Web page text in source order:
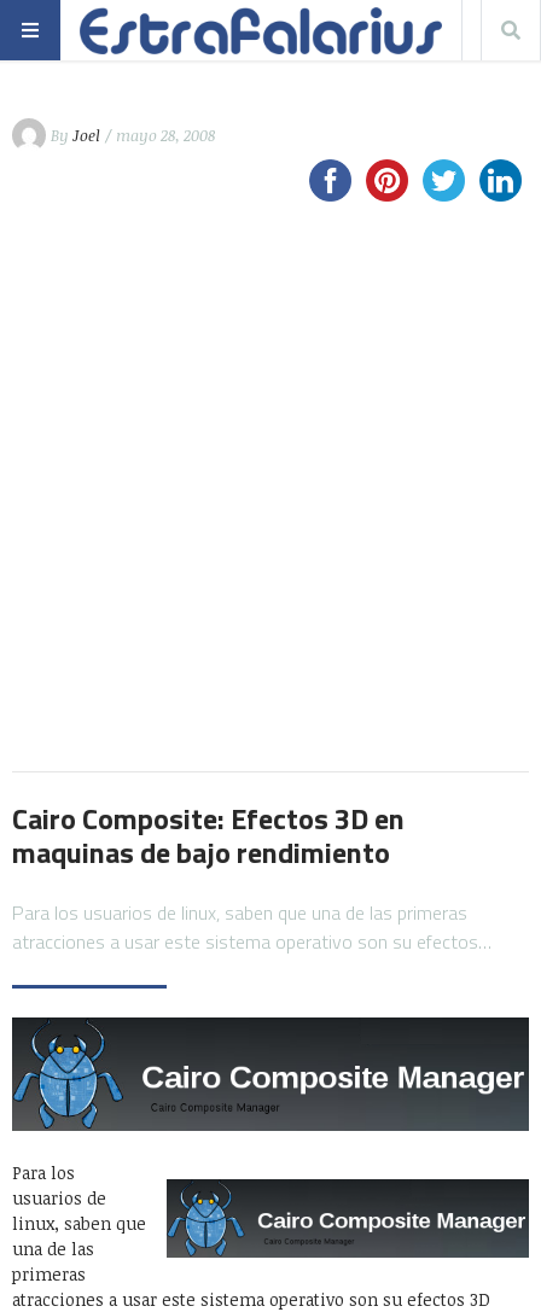
By Joel / mayo 28, 2008
Cairo Composite: Efectos 3D en
maquinas de bajo rendimiento
Para los usuarios de linux, saben que una de las primeras
atracciones a usar este sistema operativo son su efectos…
Para los
usuarios de
linux, saben que
una de las
primeras
atracciones a usar este sistema operativo son su efectos 3D